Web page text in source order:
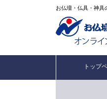
お仏壇・仏具・神具
トップ